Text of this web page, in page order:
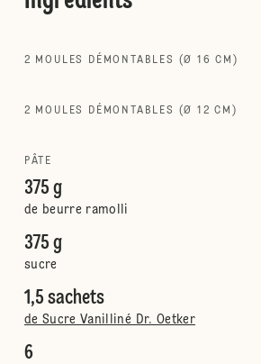
2 MOULES DÉMONTABLES (Ø 16 CM)
2 MOULES DÉMONTABLES (Ø 12 CM)
PÂTE
375 g
de beurre ramolli
375 g
sucre
1,5 sachets
de Sucre Vanilliné Dr. Oetker
6